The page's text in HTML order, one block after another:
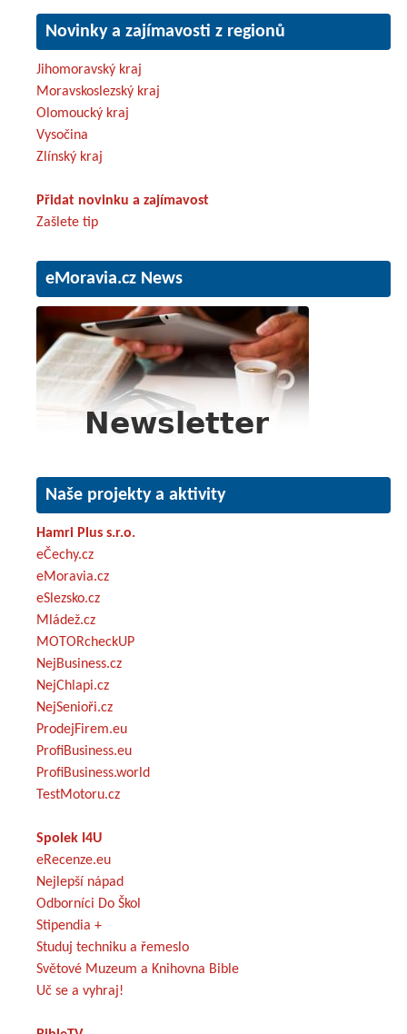
Novinky a zajímavosti z regionů
Jihomoravský kraj
Moravskoslezský kraj
Olomoucký kraj
Vysočina
Zlínský kraj
Přidat novinku a zajímavost
Zašlete tip
eMoravia.cz News
Naše projekty a aktivity
Hamri Plus s.r.o.
eČechy.cz
eMoravia.cz
eSlezsko.cz
Mládež.cz
MOTORcheckUP
NejBusiness.cz
NejChlapi.cz
NejSenioři.cz
ProdejFirem.eu
ProfiBusiness.eu
ProfiBusiness.world
TestMotoru.cz
Spolek I4U
eRecenze.eu
Nejlepší nápad
Odborníci Do Škol
Stipendia +
Studuj techniku a řemeslo
Světové Muzeum a Knihovna Bible
Uč se a vyhraj!